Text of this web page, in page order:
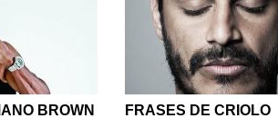
BROWN FRASES DE CRIOLO